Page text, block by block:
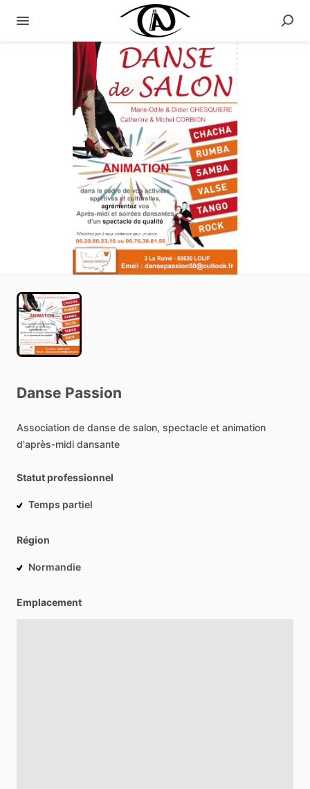
Danse Passion
Association de danse de salon, spectacle et animation
d'après-midi dansante
Statut professionnel
Temps partiel
Région
Normandie
Emplacement